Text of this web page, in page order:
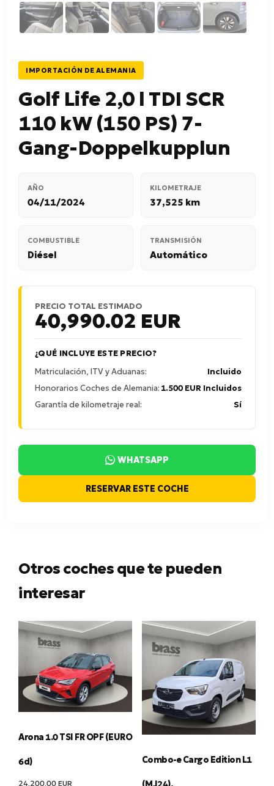
IMPORTACIÓN DE ALEMANIA
Golf Life 2,0 l TDI SCR
110 kW (150 PS) 7-
Gang-Doppelkupplun
AÑO
04/11/2024
KILOMETRAJE
37,525 km
COMBUSTIBLE
Diésel
TRANSMISIÓN
Automático
PRECIO TOTAL ESTIMADO
40,990.02 EUR
¿QUÉ INCLUYE ESTE PRECIO?
Matriculación, ITV y Aduanas:
Incluido
Honorarios Coches de Alemania: 1.500 EUR Incluidos
Garantía de kilometraje real:
Sí
WHATSAPP
RESERVAR ESTE COCHE
Otros coches que te pueden
interesar
Arona 1.0 TSI FR OPF (EURO
6d)
24,200.00 EUR
Combo-e Cargo Edition L1